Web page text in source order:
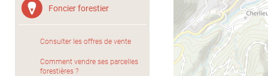
Foncier forestier
Consulter les offres de vente
Comment vendre ses parcelles
forestières ?